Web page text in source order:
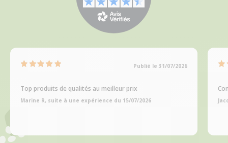
Publié le 31/07/2026
Top produits de qualités au meilleur prix
Marine R, suite à une expérience du 15/07/2026